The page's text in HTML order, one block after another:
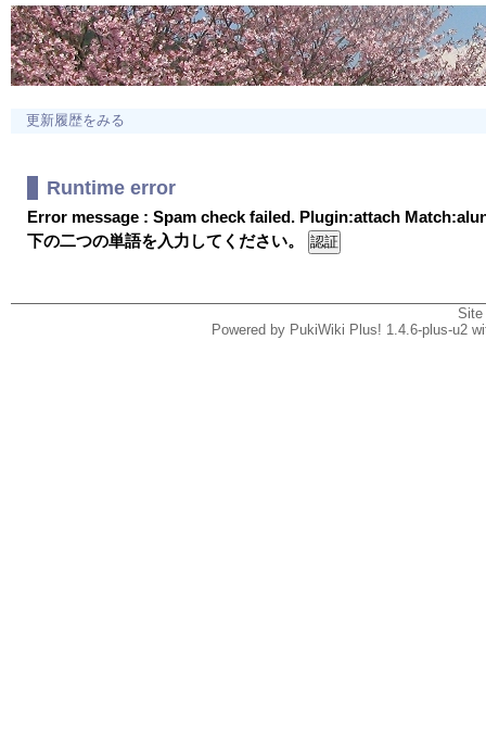
更新履歴をみる
Runtime error
Error message : Spam check failed. Plugin:attach
下の二つの単語を入力してください。
Powered by PukiWiki Plus! 1.4.6-plus-u2